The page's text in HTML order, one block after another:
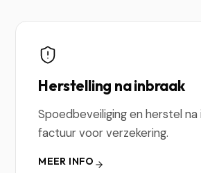
Herstelling na inbraak
Spoedbeveiliging en herstel
factuur voor verzekering.
MEER INFO